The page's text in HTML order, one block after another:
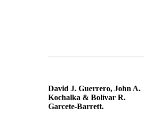
David J. Guerrero, John A.
Kochalka & Bolívar R.
Garcete-Barrett.